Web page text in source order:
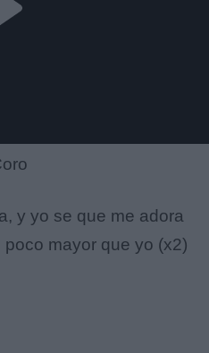
y yo se que me adora
mayor que yo (x2)